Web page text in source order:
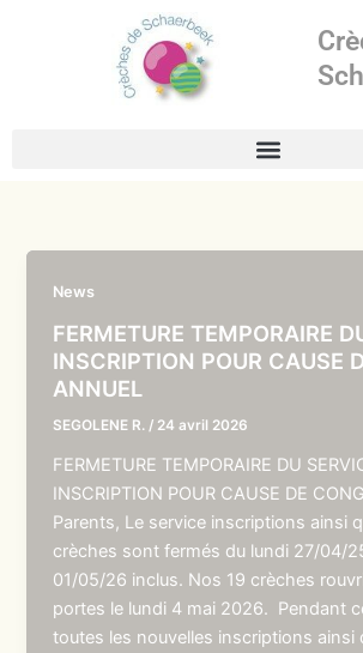
News
FERMETURE TEMPORAIRE
INSCRIPTION POUR CAUSE
ANNUEL
SEGOLENE R. / 24 avril 2026
FERMETURE TEMPORAIRE DU
INSCRIPTION POUR CAUSE DE
Parents, Le service inscriptions ainsi
crèches sont fermés du lundi 27/04/
01/05/26 inclus. Nos 19 crèches
portes le lundi 4 mai 2026. Pendant
toutes les nouvelles inscriptions ainsi